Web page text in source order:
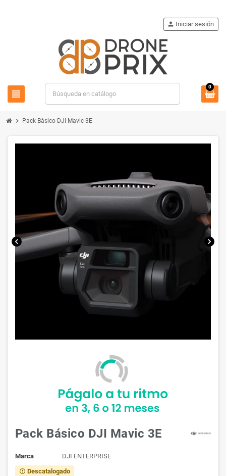
view_headline
person Iniciar sesión
0
chevron_right Pack Básico DJI Mavic 3E
chevron_left chevron_right
Pack Básico DJI Mavic 3E
Marca DJI ENTERPRISE
error_outline Descatalogado